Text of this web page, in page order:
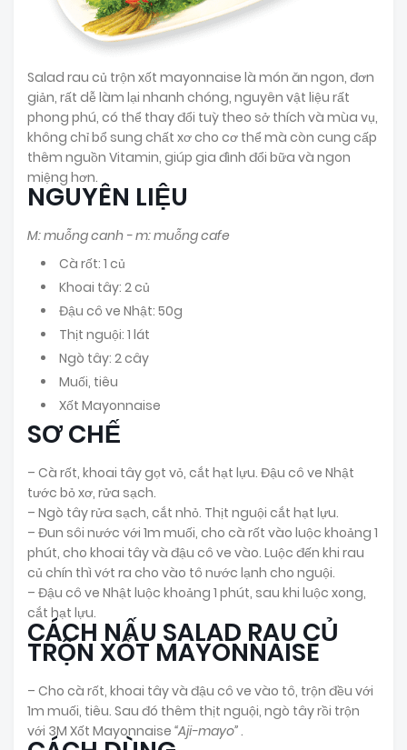
Salad rau củ trộn xốt mayonnaise là món ăn ngon, đơn
giản, rất dễ làm lại nhanh chóng, nguyên vật liệu rất
phong phú, có thể thay đổi tuỳ theo sở thích và mùa vụ,
không chỉ bổ sung chất xơ cho cơ thể mà còn cung cấp
thêm nguồn Vitamin, giúp gia đình đổi bữa và ngon
miệng hơn.
NGUYÊN LIỆU
M: muỗng canh - m: muỗng cafe
Cà rốt: 1 củ
Khoai tây: 2 củ
Đậu cô ve Nhật: 50g
Thịt nguội: 1 lát
Ngò tây: 2 cây
Muối, tiêu
Xốt Mayonnaise
SƠ CHẾ
– Cà rốt, khoai tây gọt vỏ, cắt hạt lựu. Đậu cô ve Nhật
tước bỏ xơ, rửa sạch.
– Ngò tây rửa sạch, cắt nhỏ. Thịt nguội cắt hạt lựu.
– Đun sôi nước với 1m muối, cho cà rốt vào luộc khoảng 1
phút, cho khoai tây và đậu cô ve vào. Luộc đến khi rau
củ chín thì vớt ra cho vào tô nước lạnh cho nguội.
– Đậu cô ve Nhật luộc khoảng 1 phút, sau khi luộc xong,
cắt hạt lựu.
CÁCH NẤU SALAD RAU CỦ
TRỘN XỐT MAYONNAISE
– Cho cà rốt, khoai tây và đậu cô ve vào tô, trộn đều với
1m muối, tiêu. Sau đó thêm thịt nguội, ngò tây rồi trộn
với 3M Xốt Mayonnaise “Aji-mayo”.